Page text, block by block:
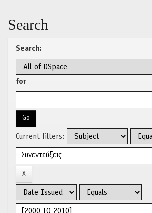
Search
Search:
for
Current filters: